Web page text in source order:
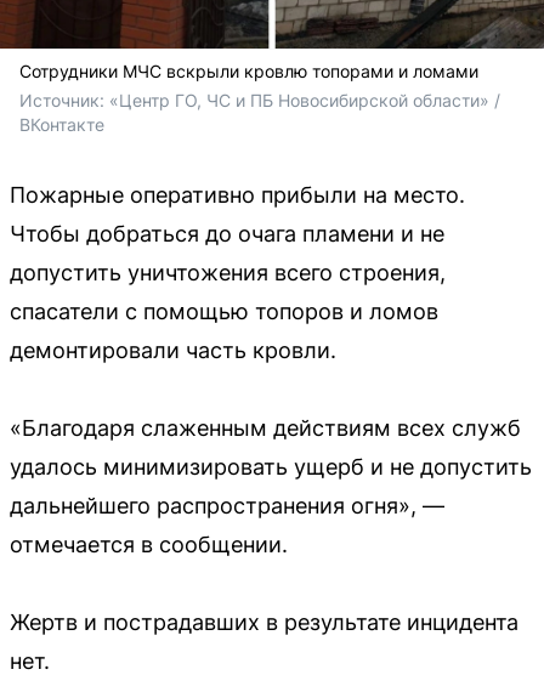
Сотрудники МЧС вскрыли кровлю топорами и ломами
Источник: «Центр ГО, ЧС и ПБ Новосибирской области» /
ВКонтакте
Пожарные оперативно прибыли на место.
Чтобы добраться до очага пламени и не
допустить уничтожения всего строения,
спасатели с помощью топоров и ломов
демонтировали часть кровли.
«Благодаря слаженным действиям всех служб
удалось минимизировать ущерб и не допустить
дальнейшего распространения огня», —
отмечается в сообщении.
Жертв и пострадавших в результате инцидента
нет.